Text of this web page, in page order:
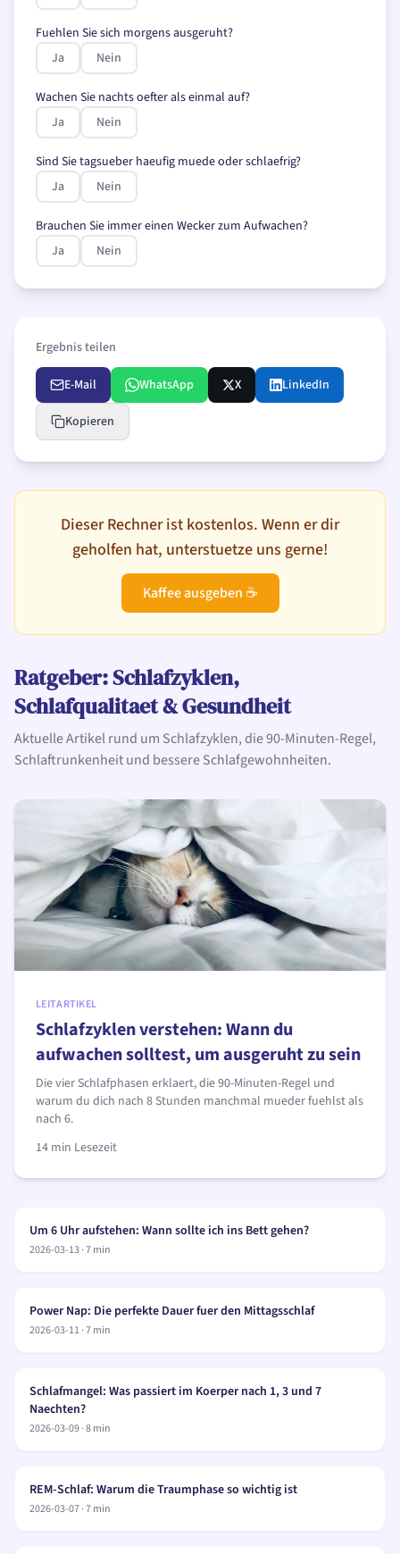
Fuehlen Sie sich morgens ausgeruht?
Ja
Nein
Wachen Sie nachts oefter als einmal auf?
Ja
Nein
Sind Sie tagsueber haeufig muede oder schlaefrig?
Ja
Nein
Brauchen Sie immer einen Wecker zum Aufwachen?
Ja
Nein
Ergebnis teilen
E-Mail WhatsApp X LinkedIn
Kopieren
Dieser Rechner ist kostenlos. Wenn er dir
geholfen hat, unterstuetze uns gerne!
Kaffee ausgeben ☕
Ratgeber: Schlafzyklen,
Schlafqualitaet & Gesundheit
Aktuelle Artikel rund um Schlafzyklen, die 90-Minuten-Regel,
Schlaftrunkenheit und bessere Schlafgewohnheiten.
LEITARTIKEL
Schlafzyklen verstehen: Wann du
aufwachen solltest, um ausgeruht zu sein
Die vier Schlafphasen erklaert, die 90-Minuten-Regel und
warum du dich nach 8 Stunden manchmal mueder fuehlst als
nach 6.
14 min Lesezeit
Um 6 Uhr aufstehen: Wann sollte ich ins Bett gehen?
2026-03-13·7min
Power Nap: Die perfekte Dauer fuer den Mittagsschlaf
2026-03-11·7min
Schlafmangel: Was passiert im Koerper nach 1, 3 und 7
Naechten?
2026-03-09·8min
REM-Schlaf: Warum die Traumphase so wichtig ist
2026-03-07·7min